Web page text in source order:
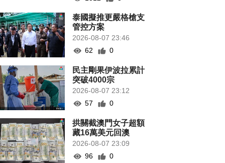
泰國擬推更嚴格槍支
管控方案
2026-08-07 23:46
62
0
民主剛果伊波拉累計
突破4000宗
2026-08-07 23:12
57
0
拱關截澳門女子超額
藏16萬美元回澳
2026-08-07 23:09
96
0